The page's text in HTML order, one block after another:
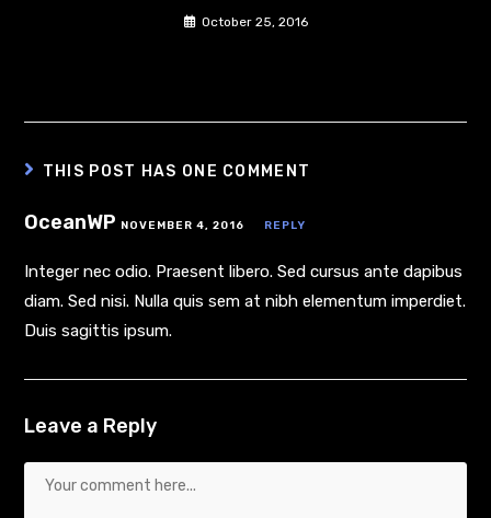
October 25, 2016
THIS POST HAS ONE COMMENT
OceanWP NOVEMBER 4, 2016 REPLY
Integer nec odio. Praesent libero. Sed cursus ante dapibus
diam. Sed nisi. Nulla quis sem at nibh elementum imperdiet.
Duis sagittis ipsum.
Leave a Reply